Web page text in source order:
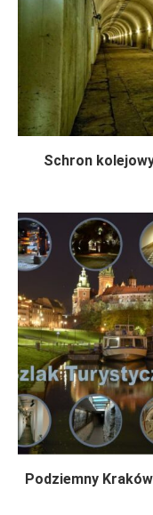
Schron
Podziemny